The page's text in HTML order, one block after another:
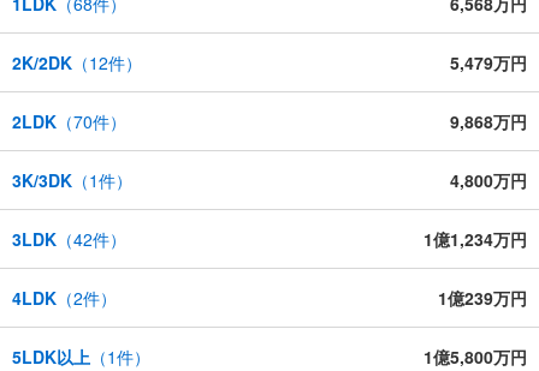
2K/2DK （12件） 5,479万円
2LDK （70件） 9,868万円
3K/3DK （1件） 4,800万円
3LDK （42件） 1億1,234万円
4LDK （2件） 1億239万円
5LDK以上 （1件） 1億5,800万円